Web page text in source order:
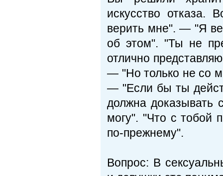
искусство отказа.
верить мне". — "Я
об этом". "Ты не
отлично
— "Но только не со
— "Если бы ты
должна доказывать
могу". "Что с тобой
по-прежнему".
Вопрос: В